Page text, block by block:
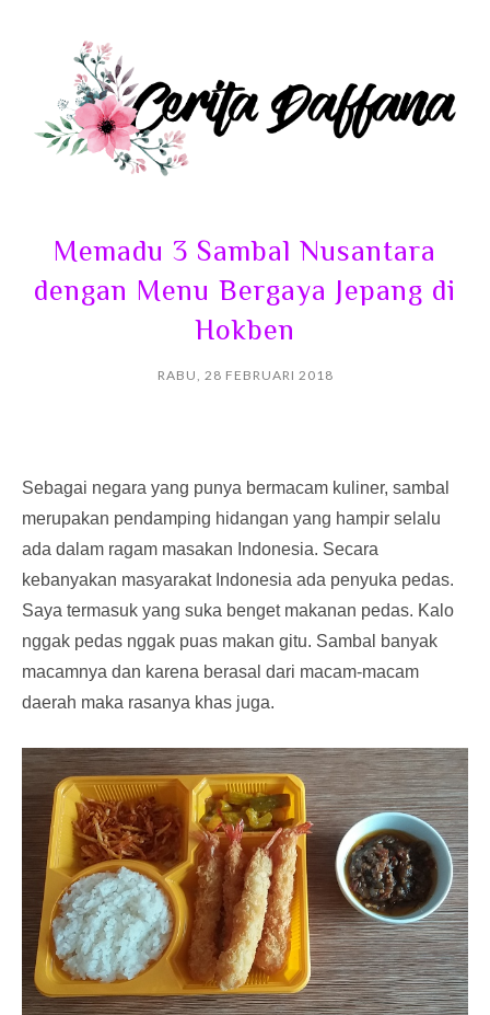
Memadu 3 Sambal Nusantara
dengan Menu Bergaya Jepang di
Hokben
RABU, 28 FEBRUARI 2018
Sebagai negara yang punya bermacam kuliner, sambal
merupakan pendamping hidangan yang hampir selalu
ada dalam ragam masakan Indonesia. Secara
kebanyakan masyarakat Indonesia ada penyuka pedas.
Saya termasuk yang suka benget makanan pedas. Kalo
nggak pedas nggak puas makan gitu. Sambal banyak
macamnya dan karena berasal dari macam-macam
daerah maka rasanya khas juga.